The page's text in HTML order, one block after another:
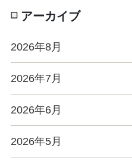
アーカイブ
2026年8月
2026年7月
2026年6月
2026年5月